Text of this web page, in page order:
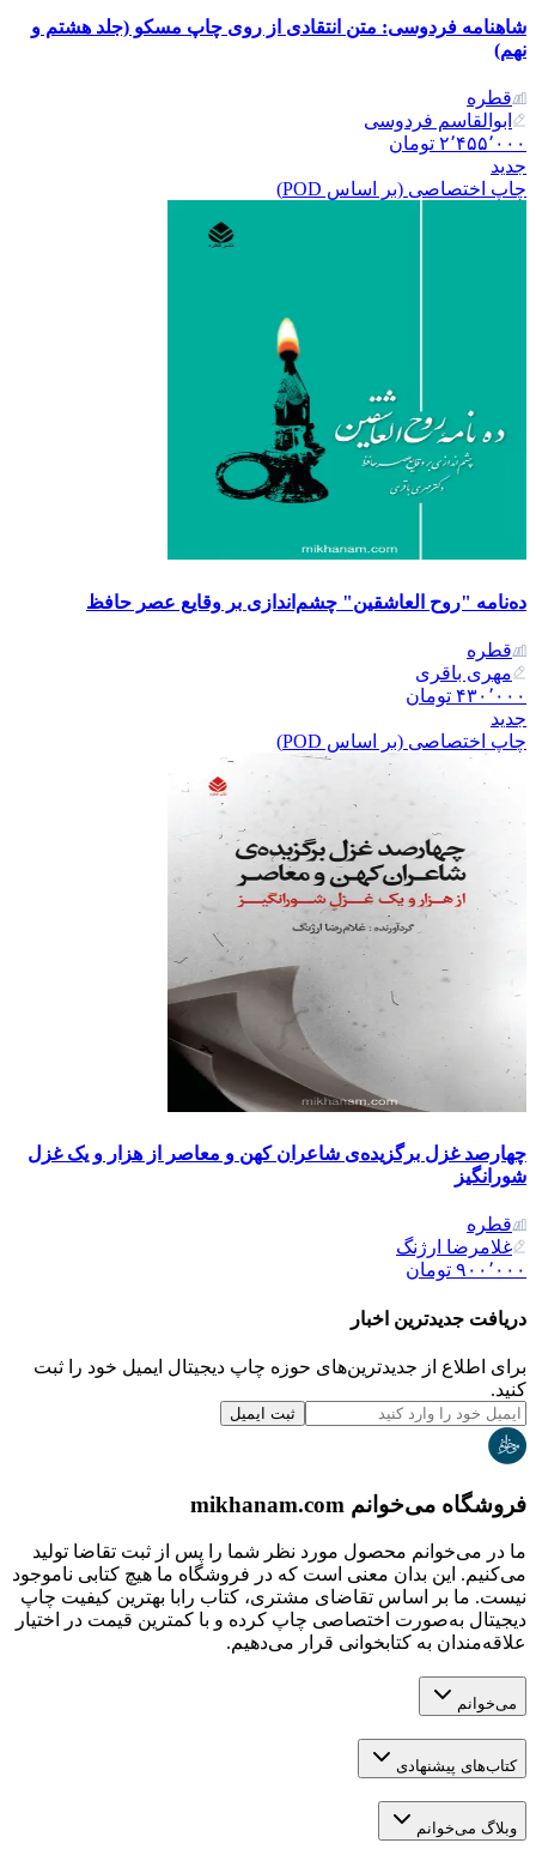
شاهنامه فردوسی: متن انتقادی از روی چاپ مسکو (جلد هشتم و
نهم)
قطره
ابوالقاسم فردوسی
۲٬۴۵۵٬۰۰۰ تومان
جدید
چاپ اختصاصی (بر اساس POD)
ده‌نامه "روح العاشقین" چشم‌اندازی بر وقایع عصر حافظ
قطره
مهری باقری
۴۳۰٬۰۰۰ تومان
جدید
چاپ اختصاصی (بر اساس POD)
چهارصد غزل برگزیده‌ی شاعران کهن و معاصر از هزار و یک غزل
شورانگیز
قطره
غلامرضا ارژنگ
۹۰۰٬۰۰۰ تومان
دریافت جدیدترین‌ اخبار
برای اطلاع از جدیدترین‌های حوزه چاپ دیجیتال ایمیل خود را ثبت
کنید.
ثبت ایمیل
فروشگاه می‌خوانم mikhanam.com
ما در می‌خوانم محصول مورد نظر شما را پس از ثبت تقاضا تولید
می‌کنیم. این بدان معنی است که در فروشگاه ما هیچ کتابی ناموجود
نیست. ما بر اساس تقاضای مشتری، کتاب رابا بهترین کیفیت چاپ
دیجیتال به‌صورت اختصاصی چاپ کرده و با کمترین قیمت در اختیار
علاقه‌مندان به کتابخوانی قرار می‌دهیم.
می‌خوانم
کتاب‌های پیشنهادی
وبلاگ می‌خوانم